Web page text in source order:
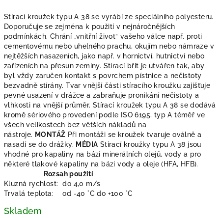
Stírací kroužek typu A 38 se vyrábí ze speciálního polyesteru.
Doporučuje se zejména k použití v nejnáročnějších
podmínkách. Chrání „vnitřní život“ vašeho válce např. proti
cementovému nebo uhelného prachu, okujím nebo námraze v
nejtěžších nasazeních, jako např. v hornictví, hutnictví nebo
zařízeních na přesun zeminy. Stírací břit je utvářen tak, aby
byl vždy zaručen kontakt s povrchem pístnice a nečistoty
bezvadně stírány. Tvar vnější části stíracího kroužku zajišťuje
pevné usazení v drážce a zabraňuje pronikání nečistoty a
vlhkosti na vnější průměr. Stírací kroužek typu A 38 se dodává
kromě sériového provedení podle ISO 6195, typ A téměř ve
všech velikostech bez větších nákladů na
nástroje. MONTÁŽ Při montáži se kroužek tvaruje oválně a
nasadí se do drážky. MÉDIA Stírací kroužky typu A 38 jsou
vhodné pro kapaliny na bázi minerálních olejů, vody a pro
některé tlakové kapaliny na bázi vody a oleje (HFA, HFB).
Rozsah použití
Kluzná rychlost:
do 4,0 m/s
Trvalá teplota:
od -40 °C do +100 °C
Skladem